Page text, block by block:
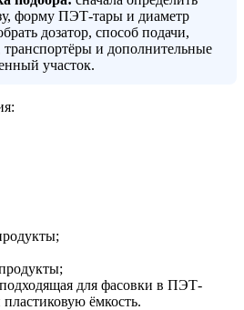
форму ПЭТ-тары и диаметр
дозатор, способ подачи,
транспортёры и дополнительные
участок.
для фасовки в ПЭТ-
ёмкость.